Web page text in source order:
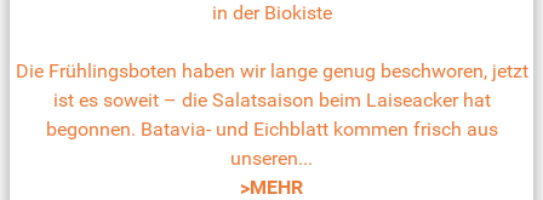
in der Biokiste
Die Frühlingsboten haben wir lange genug beschworen, jetzt
ist es soweit – die Salatsaison beim Laiseacker hat
begonnen. Batavia- und Eichblatt kommen frisch aus
unseren...
>MEHR